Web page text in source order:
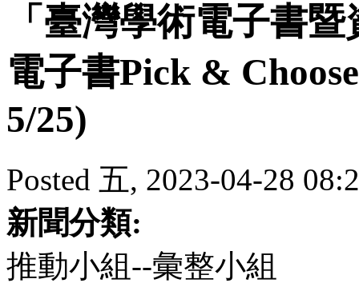
「臺灣學術電子書
電子書Pick &
5/25)
Posted 五, 2023-04-28
新聞分類:
推動小組--彙整小組